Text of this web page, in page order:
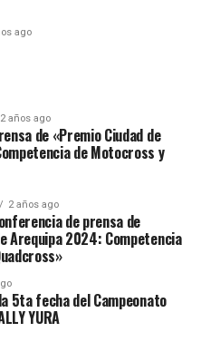
ago
2 años ago
de «Premio Ciudad de
de Motocross y
2 años ago
de prensa de
Arequipa 2024: Competencia
5ta fecha del Campeonato
YURA